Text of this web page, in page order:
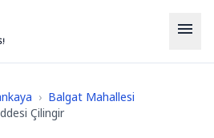
menu
› Balgat Mahallesi
Çilingir